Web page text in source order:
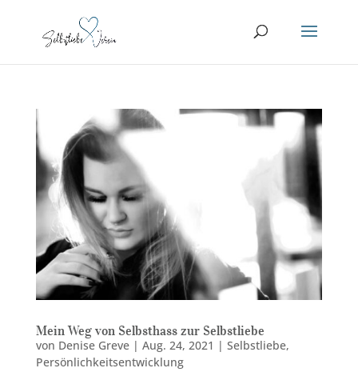
Mein Weg von Selbsthass zur Selbstliebe
von Denise Greve| Aug. 24, 2021 | Selbstliebe,
Persönlichkeitsentwicklung